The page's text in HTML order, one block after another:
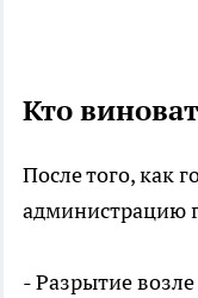
Кто
После того, как
администрацию
- Разрытие